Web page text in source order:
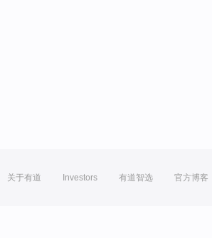
关于有道 Investors 有道智选 官方博客